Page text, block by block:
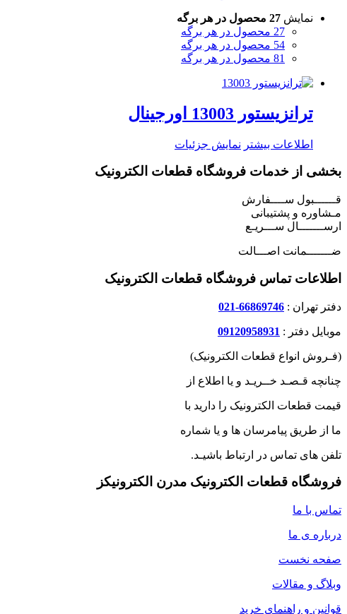
نمایش 27 محصول در هر برگه
27 محصول در هر برگه
54 محصول در هر برگه
81 محصول در هر برگه
ترانزیستور 13003 اورجینال
اطلاعات بیشتر نمایش جزئیات
بخشی از خدمات فروشگاه قطعات الکترونیک
قــــــبول ســــفارش
مـشاوره و پشتیبانی
ارســـــــال ســـریـع
ضـــــــمانت اصـــالت
اطلاعات تماس فروشگاه قطعات الکترونیک
دفتر تهران : 66869746-021
موبایل دفتر : 09120958931
(فـروش انواع قطعات الکترونیک)
چنانچه قـصـد خــریـد و یا اطلاع از
قیمت قطعات الکترونیک را دارید با
ما از طریق پیامرسان ها و یا شماره
تلفن های تماس در ارتباط باشیـد.
فروشگاه قطعات الکترونیک مدرن الکترونیکز
تماس با ما
درباره ی ما
صفحه نخست
وبلاگ و مقالات
قوانین و راهنمای خرید